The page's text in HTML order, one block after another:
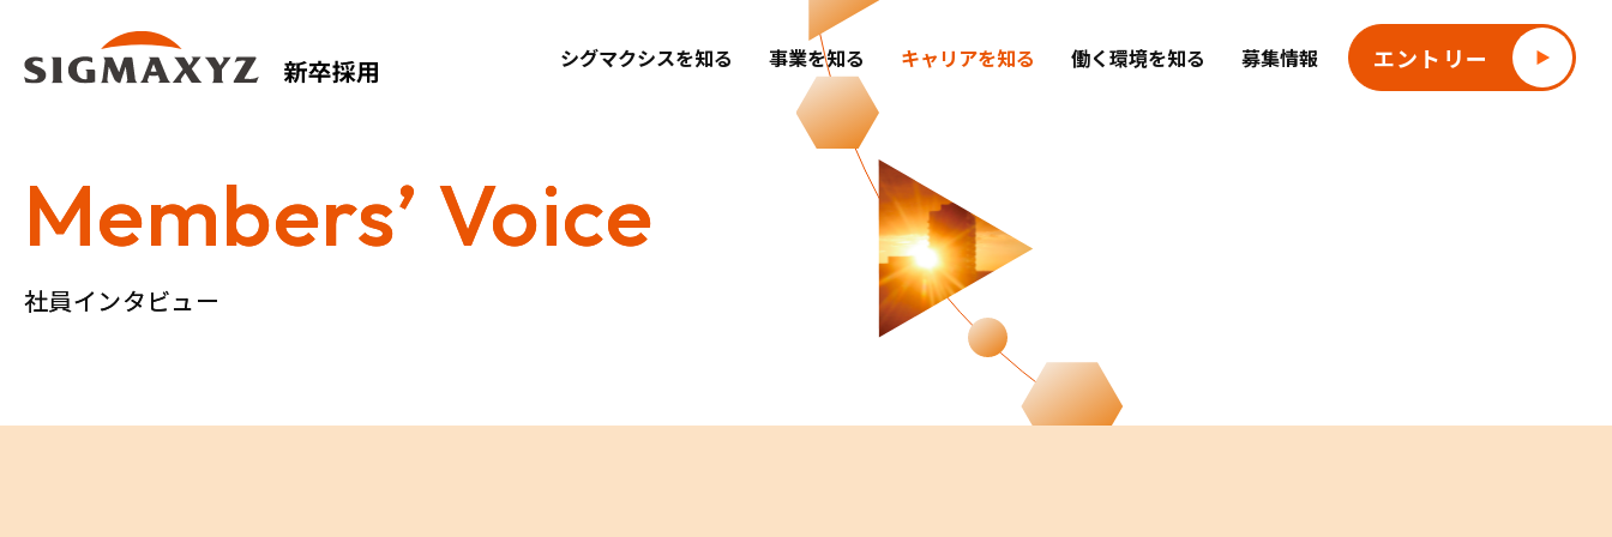
シグマクシスを知る 事業を知る キャリアを知る 働く環境を知る 募集情報 エントリー
Members’ Voice
社員インタビュー
Members’ Voice
社員インタビュー